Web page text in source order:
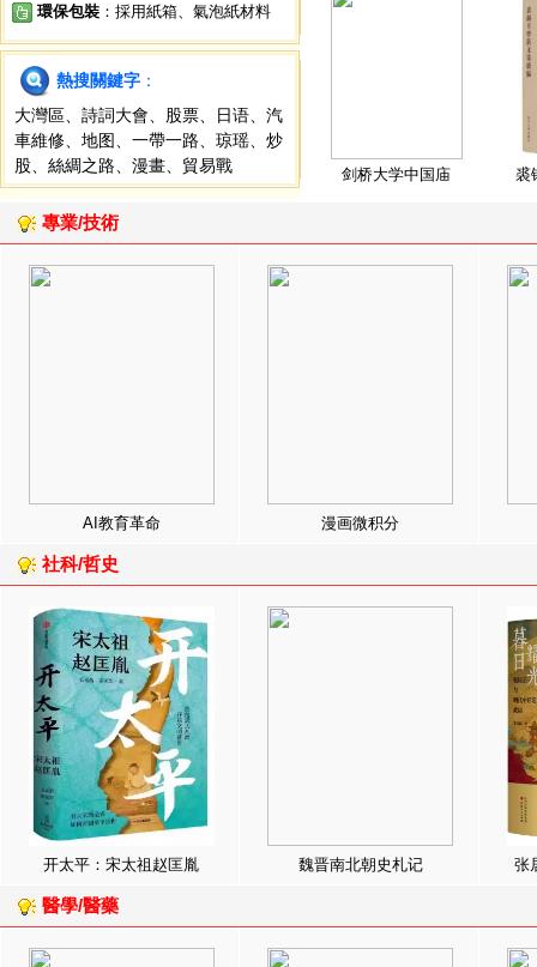
環保包裝 ：採用紙箱、氣泡紙材料
熱搜關鍵字 ：
大灣區
詩詞大會 股票 日语
汽
車維修
地图 一帶一路 琼瑶
炒
股
絲綢之路 漫畫 貿易戰 剑桥大学中国庙 裘
專業/技術
AI教育革命 漫画微积分
社科/哲史
开太平：宋太祖赵匡胤 魏晋南北朝史札记 张
醫學/醫藥